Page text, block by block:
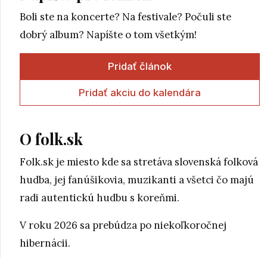
Boli ste na koncerte? Na festivale? Počuli ste
dobrý album? Napíšte o tom všetkým!
Pridať článok
Pridať akciu do kalendára
O folk.sk
Folk.sk je miesto kde sa stretáva slovenská folková
hudba, jej fanúšikovia, muzikanti a všetci čo majú
radi autentickú hudbu s koreňmi.
V roku 2026 sa prebúdza po niekoľkoročnej
hibernácii.